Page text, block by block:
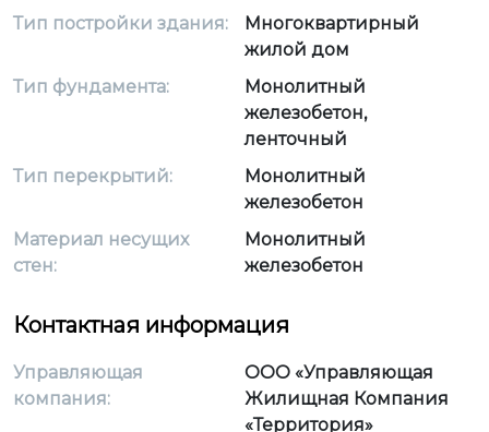
Тип постройки здания:
Многоквартирный
жилой дом
Тип фундамента:
Монолитный
железобетон,
ленточный
Тип перекрытий:
Монолитный
железобетон
Материал несущих
стен:
Монолитный
железобетон
Контактная информация
Управляющая
компания:
ООО «Управляющая
Жилищная Компания
«Территория»